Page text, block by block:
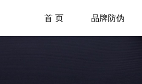
首 页 品牌防伪